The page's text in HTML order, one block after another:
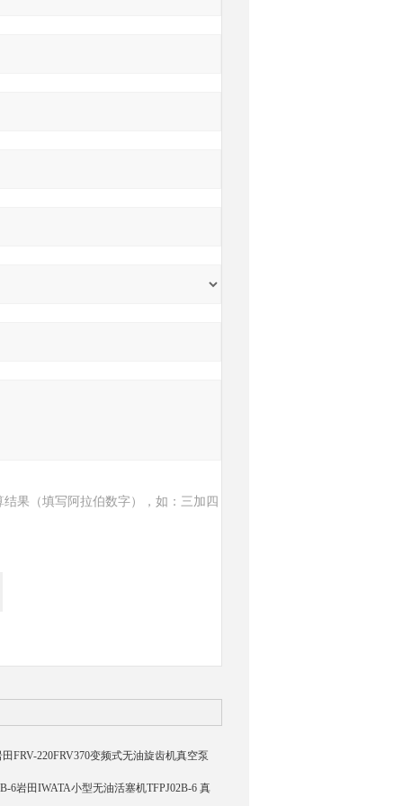
结果（填写阿拉伯数字），如：三加四
田FRV-220FRV370变频式无油旋齿机真空泵
6岩田IWATA小型无油活塞机TFPJ02B-6 真